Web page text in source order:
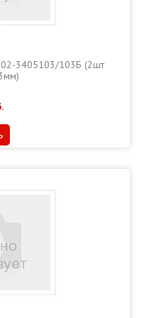
3405103/103Б (2шт